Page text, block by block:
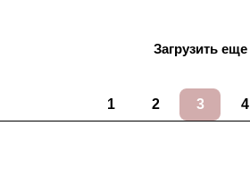
Загрузить еще
1 2 3 4